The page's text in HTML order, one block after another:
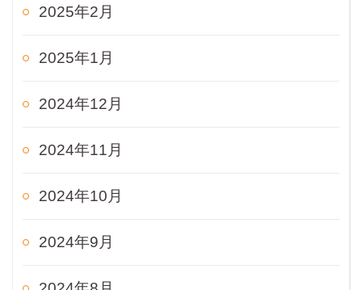
2025年2月
2025年1月
2024年12月
2024年11月
2024年10月
2024年9月